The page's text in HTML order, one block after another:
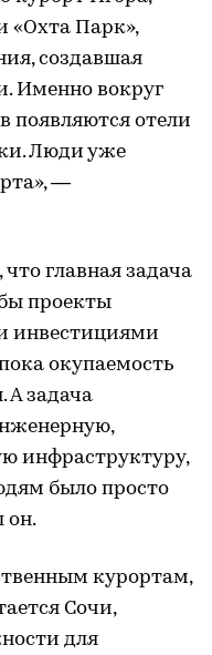
«Охта Парк»,
создавшая
Именно вокруг
появляются отели
Люди уже
—
главная задача
проекты
инвестициями
окупаемость
А задача
инфраструктуру,
было просто
он.
курортам,
Сочи,
для